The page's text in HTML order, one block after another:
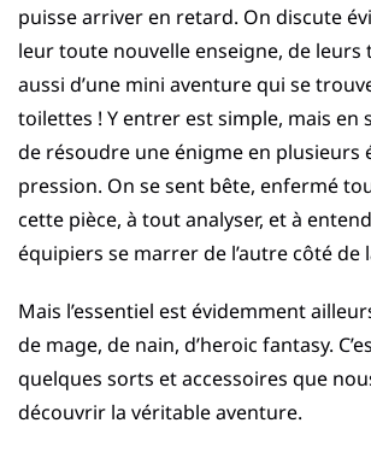
puisse arriver en retard. On discute
leur toute nouvelle enseigne, de leurs
aussi d’une mini aventure qui se
toilettes ! Y entrer est simple, mais en
de résoudre une énigme en plusieurs
pression. On se sent bête, enfermé
cette pièce, à tout analyser, et à
équipiers se marrer de l’autre côté de
Mais l’essentiel est évidemment
de mage, de nain, d’heroic fantasy.
quelques sorts et accessoires que
découvrir la véritable aventure.